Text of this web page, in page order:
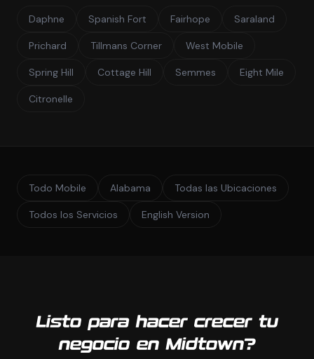
Daphne Spanish Fort Fairhope Saraland
Prichard Tillmans Corner West Mobile
Spring Hill Cottage Hill Semmes Eight Mile
Citronelle
Todo Mobile Alabama Todas las Ubicaciones
Todos los Servicios English Version
Listo para hacer crecer tu
negocio en Midtown?